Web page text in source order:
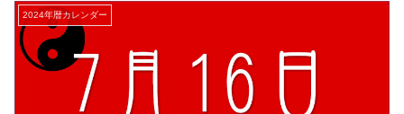
2024年暦カレンダー